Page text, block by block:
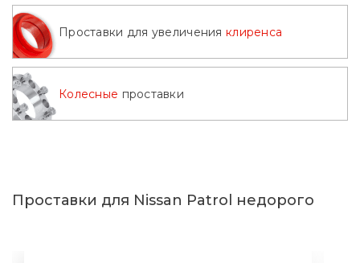
2007
2008 2009
2011
2012 2013
2014
2015
2016
Проставки для увеличения клиренса
Колесные проставки
Проставки для Nissan Patrol недорого